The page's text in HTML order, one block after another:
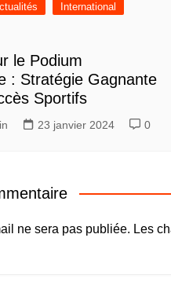
International
le Podium
: Stratégie Gagnante
Sportifs
23 janvier 2024 0
ne sera pas publiée. Les